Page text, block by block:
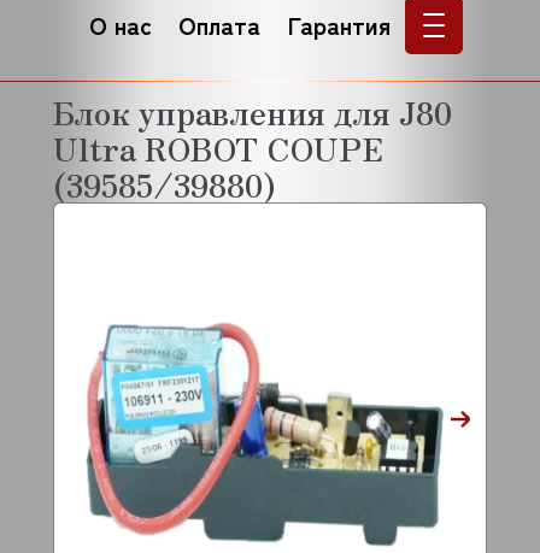
О нас Оплата Гарантия
Блок управления для J80
Ultra ROBOT COUPE
(39585/39880)